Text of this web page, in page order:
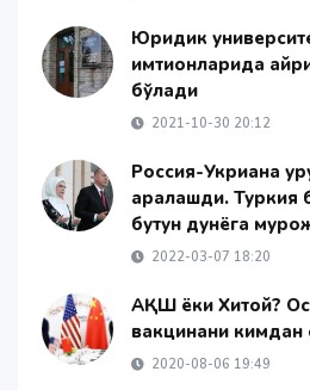
Юридик
имтиҳонларида
бўлади
2021-10-30 20:12
Россия-Укриана
аралашди. Туркия
бутун дунёга
2022-03-07 18:20
АҚШ ёки Хитой?
вакцинани кимдан
2020-08-06 19:49